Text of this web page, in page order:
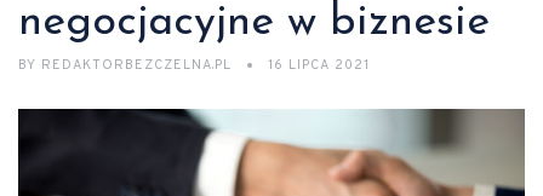
negocjacyjne w biznesie
BY REDAKTORBEZCZELNA.PL 16 LIPCA 2021